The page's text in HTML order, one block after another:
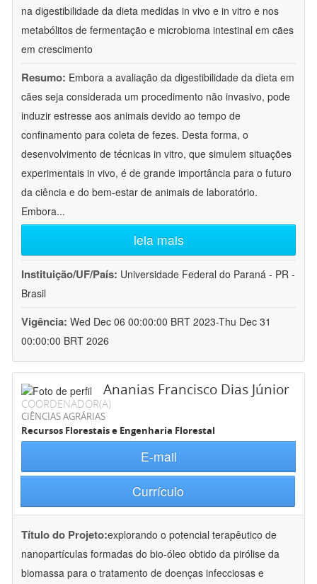
na digestibilidade da dieta medidas in vivo e in vitro e nos
metabólitos de fermentação e microbioma intestinal em cães
em crescimento
Resumo: Embora a avaliação da digestibilidade da dieta em
cães seja considerada um procedimento não invasivo, pode
induzir estresse aos animais devido ao tempo de
confinamento para coleta de fezes. Desta forma, o
desenvolvimento de técnicas in vitro, que simulem situações
experimentais in vivo, é de grande importância para o futuro
da ciência e do bem-estar de animais de laboratório.
Embora...
leia mais
Instituição/UF/País: Universidade Federal do Paraná - PR -
Brasil
Vigência: Wed Dec 06 00:00:00 BRT 2023-Thu Dec 31
00:00:00 BRT 2026
Ananias Francisco Dias Júnior
COORDENADOR(A)
CIÊNCIAS AGRÁRIAS
Recursos Florestais e Engenharia Florestal
E-mail
Currículo
Título do Projeto:explorando o potencial terapêutico de
nanopartículas formadas do bio-óleo obtido da pirólise da
biomassa para o tratamento de doenças infecciosas e